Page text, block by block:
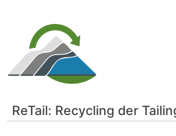
ReTail: Recycling der